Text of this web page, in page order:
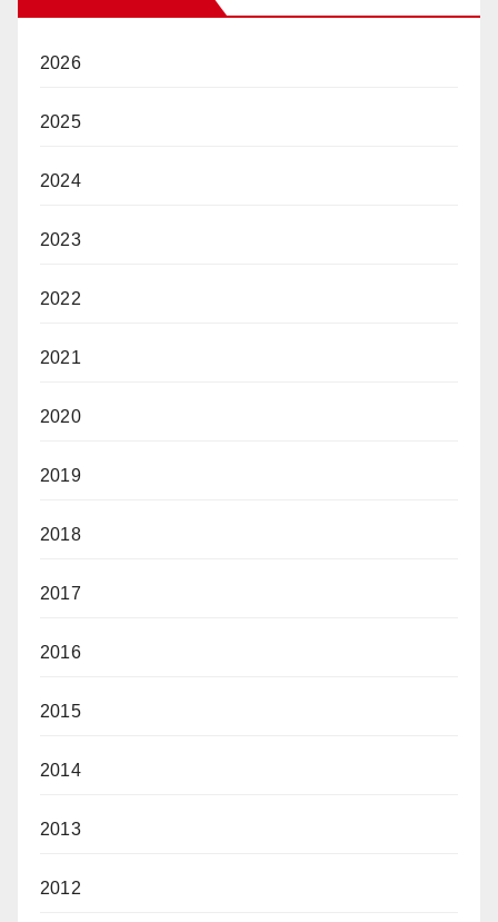
2026
2025
2024
2023
2022
2021
2020
2019
2018
2017
2016
2015
2014
2013
2012